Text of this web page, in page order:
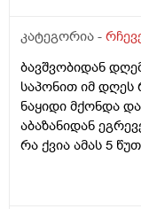
კატეგორია -
ბავშვობიდან
საპონით იმ დღეს
ნაყიდი მქონდა
აბაზანიდან
რა ქვია ამას 5